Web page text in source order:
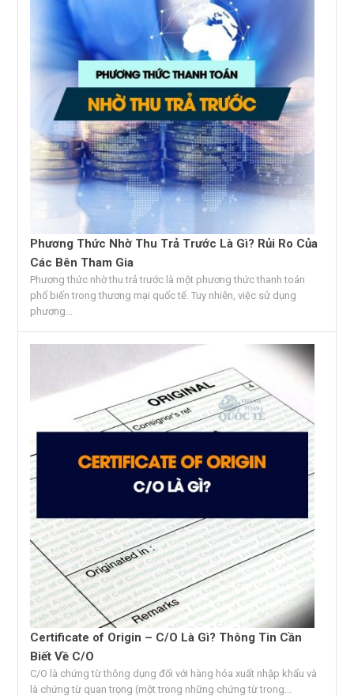
Phương Thức Nhờ Thu Trả Trước Là Gì? Rủi Ro Của
Các Bên Tham Gia
Phương thức nhờ thu trả trước là một phương thức thanh toán
phổ biến trong thương mại quốc tế. Tuy nhiên, việc sử dụng
phương...
Certificate of Origin – C/O Là Gì? Thông Tin Cần
Biết Về C/O
C/O là chứng từ thông dụng đối với hàng hóa xuất nhập khẩu và
là chứng từ quan trọng (một trong những chứng từ trong...